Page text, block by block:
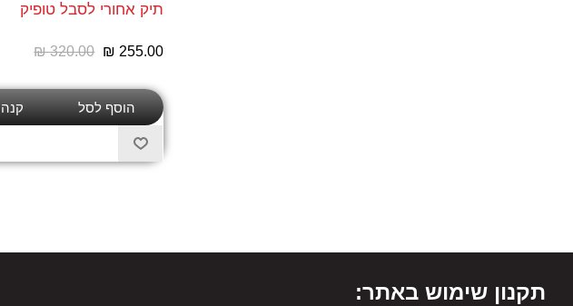
תיק אחורי לסבל טופיק
₪ 320.00 ₪ 255.00
תקנון שימוש באתר: